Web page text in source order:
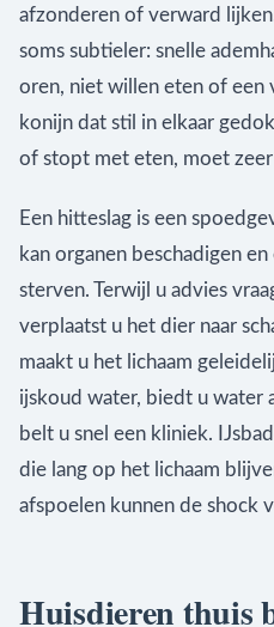
afzonderen of verward
soms subtieler: snelle
oren, niet willen eten of een
konijn dat stil in elkaar
of stopt met eten, moet
Een hitteslag is een
kan organen beschadigen
sterven. Terwijl u advies
verplaatst u het dier naar
maakt u het lichaam
ijskoud water, biedt u water
belt u snel een kliniek.
die lang op het lichaam
afspoelen kunnen de shock
Huisdieren thuis